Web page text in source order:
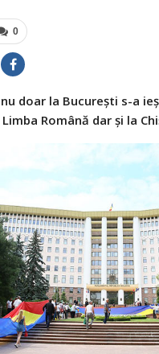
0
nu doar la București s-a
Limba Română dar și la